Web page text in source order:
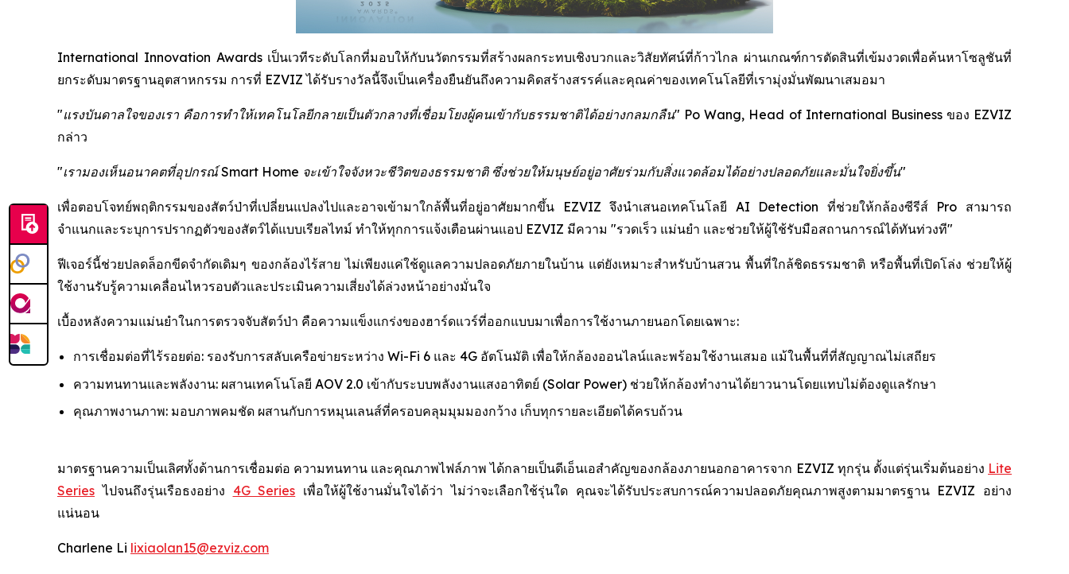
International Innovation Awards เป็นเวทีระดับโลกที่มอบให้กับนวัตกรรมที่สร้างผลกระทบเชิงบวกและวิสัยทัศน์ที่ก้าวไกล ผ่านเกณฑ์การตัดสินที่เข้มงวดเพื่อค้นหาโซลูชันที่
ยกระดับมาตรฐานอุตสาหกรรม การที่ EZVIZ ได้รับรางวัลนี้จึงเป็นเครื่องยืนยันถึงความคิดสร้างสรรค์และคุณค่าของเทคโนโลยีที่เรามุ่งมั่นพัฒนาเสมอมา
"แรงบันดาลใจของเรา คือการทำให้เทคโนโลยีกลายเป็นตัวกลางที่เชื่อมโยงผู้คนเข้ากับธรรมชาติได้อย่างกลมกลืน" Po Wang, Head of International Business ของ EZVIZ
กล่าว
"เรามองเห็นอนาคตที่อุปกรณ์ Smart Home จะเข้าใจจังหวะชีวิตของธรรมชาติ ซึ่งช่วยให้มนุษย์อยู่อาศัยร่วมกับสิ่งแวดล้อมได้อย่างปลอดภัยและมั่นใจยิ่งขึ้น"
เพื่อตอบโจทย์พฤติกรรมของสัตว์ป่าที่เปลี่ยนแปลงไปและอาจเข้ามาใกล้พื้นที่อยู่อาศัยมากขึ้น EZVIZ จึงนำเสนอเทคโนโลยี AI Detection ที่ช่วยให้กล้องซีรีส์ Pro สามารถ
จำแนกและระบุการปรากฏตัวของสัตว์ได้แบบเรียลไทม์ ทำให้ทุกการแจ้งเตือนผ่านแอป EZVIZ มีความ "รวดเร็ว แม่นยำ และช่วยให้ผู้ใช้รับมือสถานการณ์ได้ทันท่วงที"
ฟีเจอร์นี้ช่วยปลดล็อกขีดจำกัดเดิมๆ ของกล้องไร้สาย ไม่เพียงแค่ใช้ดูแลความปลอดภัยภายในบ้าน แต่ยังเหมาะสำหรับบ้านสวน พื้นที่ใกล้ชิดธรรมชาติ หรือพื้นที่เปิดโล่ง ช่วยให้ผู้
ใช้งานรับรู้ความเคลื่อนไหวรอบตัวและประเมินความเสี่ยงได้ล่วงหน้าอย่างมั่นใจ
เบื้องหลังความแม่นยำในการตรวจจับสัตว์ป่า คือความแข็งแกร่งของฮาร์ดแวร์ที่ออกแบบมาเพื่อการใช้งานภายนอกโดยเฉพาะ:
การเชื่อมต่อที่ไร้รอยต่อ: รองรับการสลับเครือข่ายระหว่าง Wi-Fi 6 และ 4G อัตโนมัติ เพื่อให้กล้องออนไลน์และพร้อมใช้งานเสมอ แม้ในพื้นที่ที่สัญญาณไม่เสถียร
ความทนทานและพลังงาน: ผสานเทคโนโลยี AOV 2.0 เข้ากับระบบพลังงานแสงอาทิตย์ (Solar Power) ช่วยให้กล้องทำงานได้ยาวนานโดยแทบไม่ต้องดูแลรักษา
คุณภาพงานภาพ: มอบภาพคมชัด ผสานกับการหมุนเลนส์ที่ครอบคลุมมุมมองกว้าง เก็บทุกรายละเอียดได้ครบถ้วน
มาตรฐานความเป็นเลิศทั้งด้านการเชื่อมต่อ ความทนทาน และคุณภาพไฟล์ภาพ ได้กลายเป็นดีเอ็นเอสำคัญของกล้องภายนอกอาคารจาก EZVIZ ทุกรุ่น ตั้งแต่รุ่นเริ่มต้นอย่าง Lite
Series ไปจนถึงรุ่นเรือธงอย่าง 4G Series เพื่อให้ผู้ใช้งานมั่นใจได้ว่า ไม่ว่าจะเลือกใช้รุ่นใด คุณจะได้รับประสบการณ์ความปลอดภัยคุณภาพสูงตามมาตรฐาน EZVIZ อย่าง
แน่นอน
Charlene Li lixiaolan15@ezviz.com